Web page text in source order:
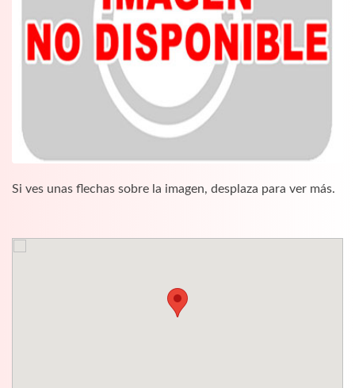
Si ves unas flechas sobre la imagen, desplaza para ver más.